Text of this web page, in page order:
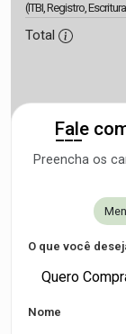
(ITBI, Registro,
Total
Fale
Preencha os
O que você
Quero
Nome